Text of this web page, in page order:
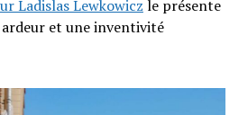
Ladislas Lewkowicz le présente
ardeur et une inventivité